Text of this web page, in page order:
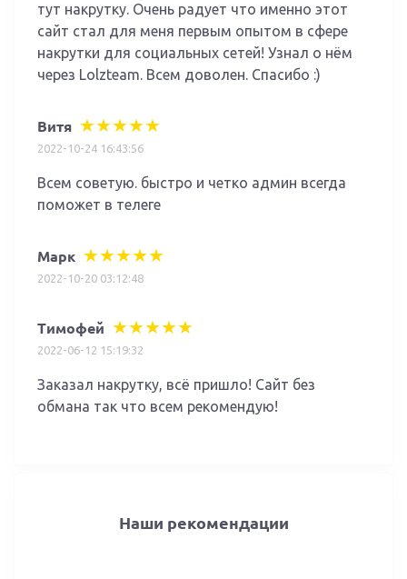
тут накрутку. Очень радует что именно этот
сайт стал для меня первым опытом в сфере
накрутки для социальных сетей! Узнал о нём
через Lolzteam. Всем доволен. Спасибо :)
Витя
2022-10-24 16:43:56
Всем советую. быстро и четко админ всегда
поможет в телеге
Марк
2022-10-20 03:12:48
Тимофей
2022-06-12 15:19:32
Заказал накрутку, всё пришло! Сайт без
обмана так что всем рекомендую!
Наши рекомендации